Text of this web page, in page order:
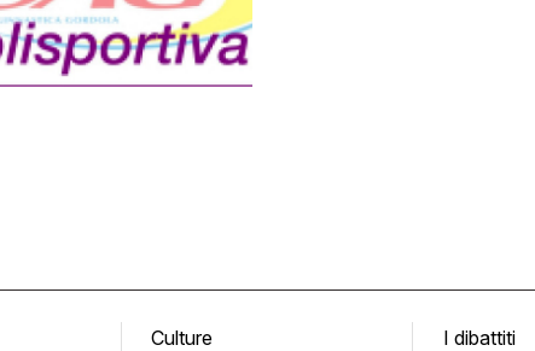
Culture
I dibattiti